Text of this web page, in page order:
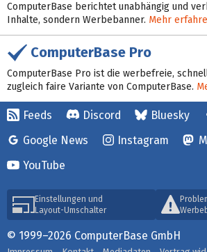
ComputerBase berichtet unabhängig und
Inhalte, sondern Werbebanner. Mehr
ComputerBase Pro
ComputerBase Pro ist die werbefreie,
zugleich faire Variante von ComputerBase.
Feeds Discord Bluesky
Google News
Instagram
YouTube
Einstellungen und
Layout-Umschalter
© 1999–2026 ComputerBase GmbH